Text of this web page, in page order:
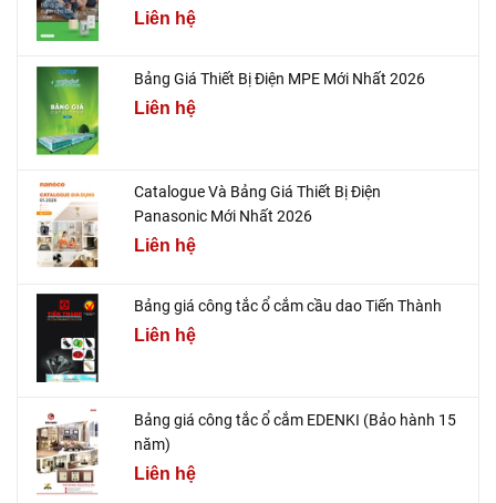
Liên hệ
Bảng Giá Thiết Bị Điện MPE Mới Nhất 2026
Liên hệ
Catalogue Và Bảng Giá Thiết Bị Điện
Panasonic Mới Nhất 2026
Liên hệ
Bảng giá công tắc ổ cắm cầu dao Tiến Thành
Liên hệ
Bảng giá công tắc ổ cắm EDENKI (Bảo hành 15
năm)
Liên hệ